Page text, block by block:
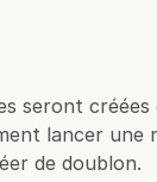
seront
lancer
de doublon.